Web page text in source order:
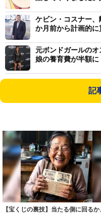
ケビン・コスナー
か月前から計画的に
元ボンドガールの
娘の養育費が半額に
記
【宝くじの裏技】当たる側に回るか